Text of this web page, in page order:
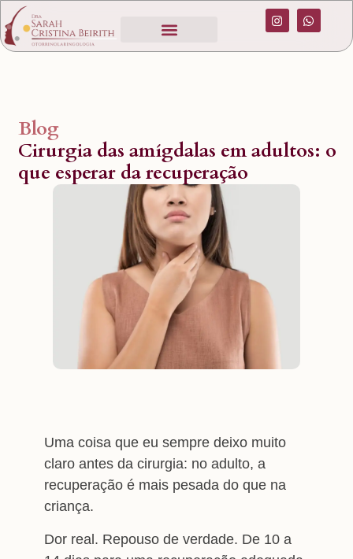
Blog
Cirurgia das amígdalas em adultos: o
que esperar da recuperação
Uma coisa que eu sempre deixo muito
claro antes da cirurgia: no adulto, a
recuperação é mais pesada do que na
criança.
Dor real. Repouso de verdade. De 10 a